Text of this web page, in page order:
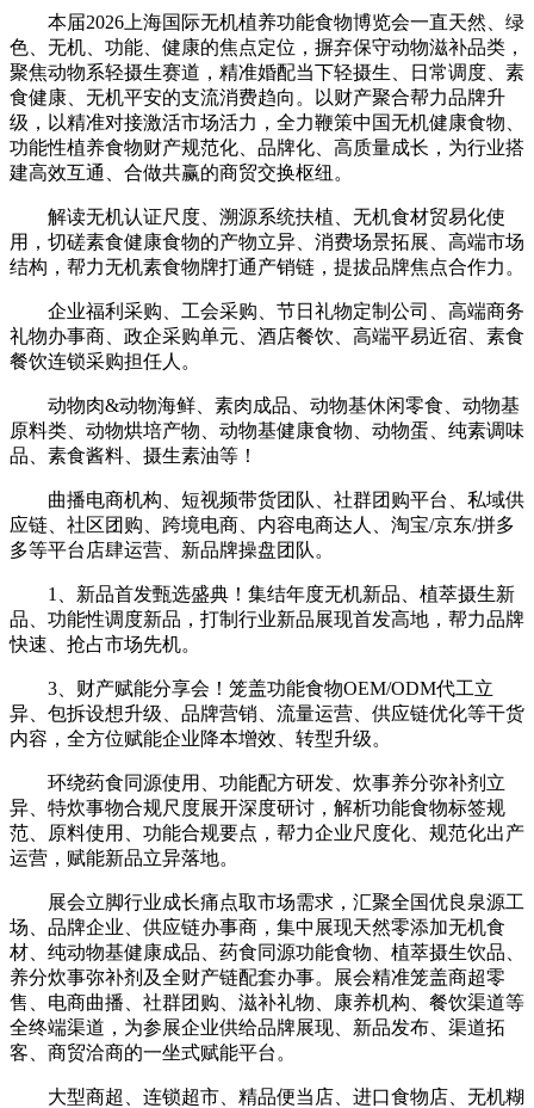
本届2026上海国际无机植养功能食物博览会一直天然、绿
色、无机、功能、健康的焦点定位，摒弃保守动物滋补品类，
聚焦动物系轻摄生赛道，精准婚配当下轻摄生、日常调度、素
食健康、无机平安的支流消费趋向。以财产聚合帮力品牌升
级，以精准对接激活市场活力，全力鞭策中国无机健康食物、
功能性植养食物财产规范化、品牌化、高质量成长，为行业搭
建高效互通、合做共赢的商贸交换枢纽。
解读无机认证尺度、溯源系统扶植、无机食材贸易化使
用，切磋素食健康食物的产物立异、消费场景拓展、高端市场
结构，帮力无机素食物牌打通产销链，提拔品牌焦点合作力。
企业福利采购、工会采购、节日礼物定制公司、高端商务
礼物办事商、政企采购单元、酒店餐饮、高端平易近宿、素食
餐饮连锁采购担任人。
动物肉&动物海鲜、素肉成品、动物基休闲零食、动物基
原料类、动物烘培产物、动物基健康食物、动物蛋、纯素调味
品、素食酱料、摄生素油等！
曲播电商机构、短视频带货团队、社群团购平台、私域供
应链、社区团购、跨境电商、内容电商达人、淘宝/京东/拼多
多等平台店肆运营、新品牌操盘团队。
1、新品首发甄选盛典！集结年度无机新品、植萃摄生新
品、功能性调度新品，打制行业新品展现首发高地，帮力品牌
快速、抢占市场先机。
3、财产赋能分享会！笼盖功能食物OEM/ODM代工立
异、包拆设想升级、品牌营销、流量运营、供应链优化等干货
内容，全方位赋能企业降本增效、转型升级。
环绕药食同源使用、功能配方研发、炊事养分弥补剂立
异、特炊事物合规尺度展开深度研讨，解析功能食物标签规
范、原料使用、功能合规要点，帮力企业尺度化、规范化出产
运营，赋能新品立异落地。
展会立脚行业成长痛点取市场需求，汇聚全国优良泉源工
场、品牌企业、供应链办事商，集中展现天然零添加无机食
材、纯动物基健康成品、药食同源功能食物、植萃摄生饮品、
养分炊事弥补剂及全财产链配套办事。展会精准笼盖商超零
售、电商曲播、社群团购、滋补礼物、康养机构、餐饮渠道等
全终端渠道，为参展企业供给品牌展现、新品发布、渠道拓
客、商贸洽商的一坐式赋能平台。
大型商超、连锁超市、精品便当店、进口食物店、无机糊